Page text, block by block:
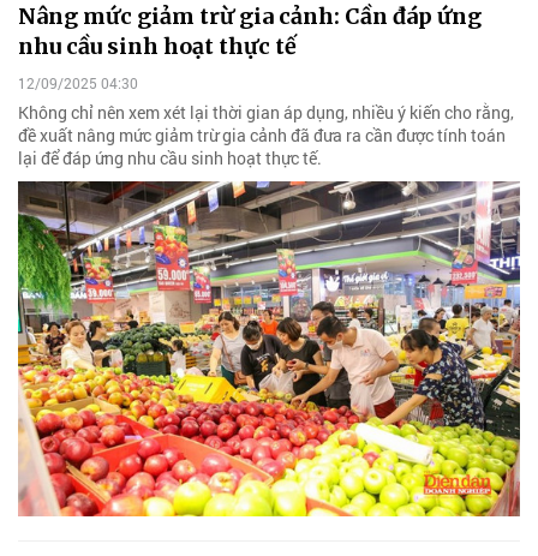
Nâng mức giảm trừ gia cảnh: Cần đáp ứng
nhu cầu sinh hoạt thực tế
12/09/2025 04:30
Không chỉ nên xem xét lại thời gian áp dụng, nhiều ý kiến cho rằng,
đề xuất nâng mức giảm trừ gia cảnh đã đưa ra cần được tính toán
lại để đáp ứng nhu cầu sinh hoạt thực tế.